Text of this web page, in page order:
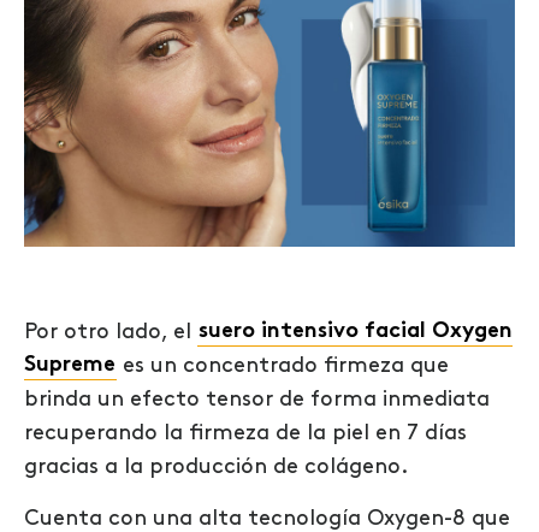
Por otro lado, el
suero intensivo facial Oxygen
Supreme es un concentrado firmeza que
brinda un efecto tensor de forma inmediata
recuperando la firmeza de la piel en 7 días
gracias a la producción de colágeno.
Cuenta con una alta tecnología Oxygen-8 que